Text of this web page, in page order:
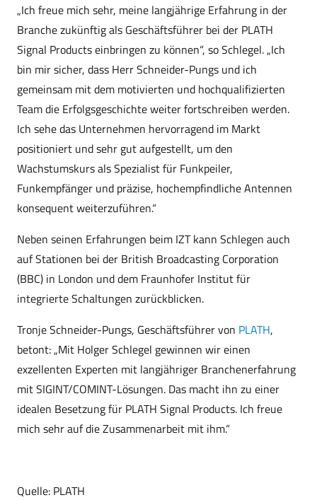
„Ich freue mich sehr, meine langjährige Erfahrung in der
Branche zukünftig als Geschäftsführer bei der PLATH
Signal Products einbringen zu können“, so Schlegel. „Ich
bin mir sicher, dass Herr Schneider-Pungs und ich
gemeinsam mit dem motivierten und hochqualifizierten
Team die Erfolgsgeschichte weiter fortschreiben werden.
Ich sehe das Unternehmen hervorragend im Markt
positioniert und sehr gut aufgestellt, um den
Wachstumskurs als Spezialist für Funkpeiler,
Funkempfänger und präzise, hochempfindliche Antennen
konsequent weiterzuführen.“
Neben seinen Erfahrungen beim IZT kann Schlegen auch
auf Stationen bei der British Broadcasting Corporation
(BBC) in London und dem Fraunhofer Institut für
integrierte Schaltungen zurückblicken.
Tronje Schneider-Pungs, Geschäftsführer von PLATH,
betont: „Mit Holger Schlegel gewinnen wir einen
exzellenten Experten mit langjähriger Branchenerfahrung
mit SIGINT/COMINT-Lösungen. Das macht ihn zu einer
idealen Besetzung für PLATH Signal Products. Ich freue
mich sehr auf die Zusammenarbeit mit ihm.“
Quelle: PLATH